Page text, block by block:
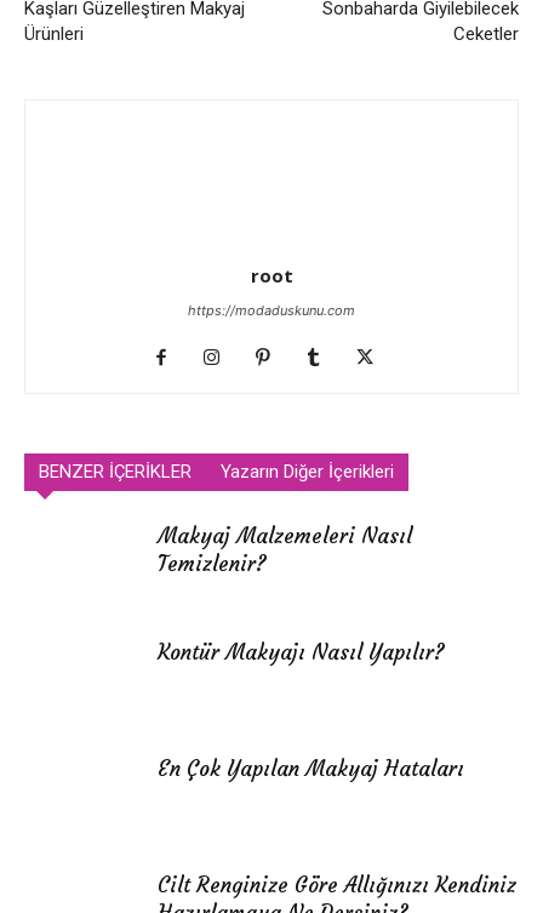
Kaşları Güzelleştiren Makyaj
Ürünleri
Sonbaharda Giyilebilecek
Ceketler
root
https://modaduskunu.com
BENZER İÇERİKLER Yazarın Diğer İçerikleri
Makyaj Malzemeleri Nasıl
Temizlenir?
Kontür Makyajı Nasıl Yapılır?
En Çok Yapılan Makyaj Hataları
Cilt Renginize Göre Allığınızı Kendiniz